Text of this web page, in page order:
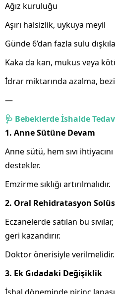
Ağız kuruluğu
Aşırı halsizlik, uykuya meyil
Günde 6’dan fazla sulu
Kaka da kan, mukus veya
İdrar miktarında azalma,
—
🩺 Bebeklerde İshalde
1. Anne Sütüne Devam
Anne sütü, hem sıvı
destekler.
Emzirme sıklığı artırılmalıdır.
2. Oral Rehidratasyon
Eczanelerde satılan bu
geri kazandırır.
Doktor önerisiyle verilmelidir.
3. Ek Gıdadaki Değişiklik